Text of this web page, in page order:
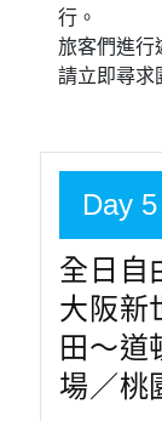
行。
旅客們進行
請立即尋求
Day 5
全日自
大阪新
田～道
場／桃